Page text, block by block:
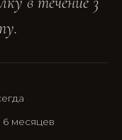
месяцев